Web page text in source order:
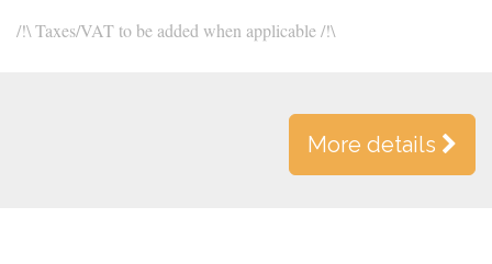
/!\ Taxes/VAT to be added when applicable /!\
More details